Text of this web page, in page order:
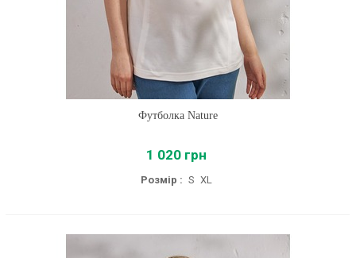
Футболка Nature
1 020 грн
Розмір : S XL